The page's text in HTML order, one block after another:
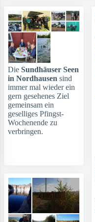
Die Sundhäuser Seen
in Nordhausen sind
immer mal wieder ein
gern gesehenes Ziel
gemeinsam ein
geselliges Pfingst-
Wochenende zu
verbringen.